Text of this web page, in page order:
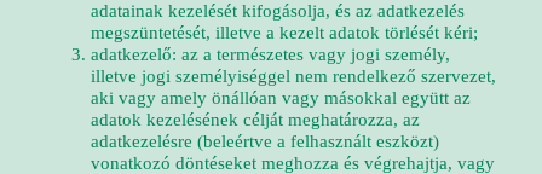
adatainak kezelését kifogásolja, és az adatkezelés
megszüntetését, illetve a kezelt adatok törlését kéri;
adatkezelő: az a természetes vagy jogi személy,
illetve jogi személyiséggel nem rendelkező szervezet,
aki vagy amely önállóan vagy másokkal együtt az
adatok kezelésének célját meghatározza, az
adatkezelésre (beleértve a felhasznált eszközt)
vonatkozó döntéseket meghozza és végrehajtja, vagy